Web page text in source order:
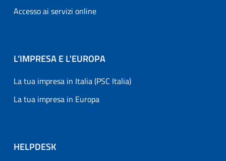
Accesso ai servizi online
L’IMPRESA E L'EUROPA
La tua impresa in Italia (PSC Italia)
La tua impresa in Europa
HELPDESK